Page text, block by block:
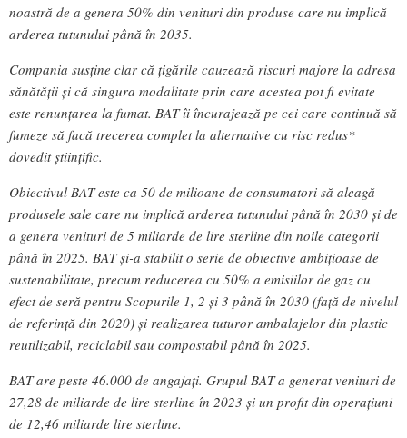
noastră de a genera 50% din venituri din produse care nu implică
arderea tutunului până în 2035.
Compania susține clar că țigările cauzează riscuri majore la adresa
sănătății și că singura modalitate prin care acestea pot fi evitate
este renunțarea la fumat. BAT îi încurajează pe cei care continuă să
fumeze să facă trecerea complet la alternative cu risc redus*
dovedit științific.
Obiectivul BAT este ca 50 de milioane de consumatori să aleagă
produsele sale care nu implică arderea tutunului până în 2030 și de
a genera venituri de 5 miliarde de lire sterline din noile categorii
până în 2025. BAT și-a stabilit o serie de obiective ambițioase de
sustenabilitate, precum reducerea cu 50% a emisiilor de gaz cu
efect de seră pentru Scopurile 1, 2 și 3 până în 2030 (față de nivelul
de referință din 2020) și realizarea tuturor ambalajelor din plastic
reutilizabil, reciclabil sau compostabil până în 2025.
BAT are peste 46.000 de angajați. Grupul BAT a generat venituri de
27,28 de miliarde de lire sterline în 2023 și un profit din operațiuni
de 12,46 miliarde lire sterline.